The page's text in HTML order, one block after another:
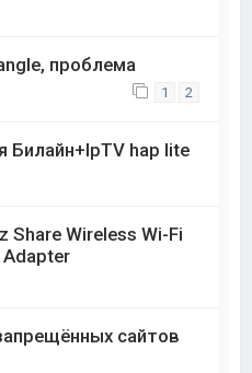
проблема
1 2
Билайн+IpTV hap lite
Share Wireless Wi-Fi
Adapter
сайтов